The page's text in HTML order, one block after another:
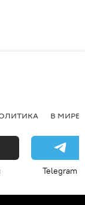
В МИРЕ
Telegram